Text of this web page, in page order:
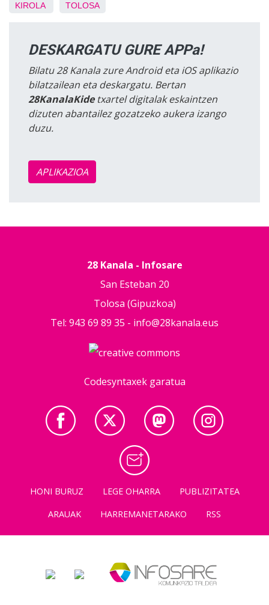
KIROLA TOLOSA
DESKARGATU GURE APPa!
Bilatu 28 Kanala zure Android eta iOS aplikazio
bilatzailean eta deskargatu. Bertan
28KanalaKidetxartel digitalak eskaintzen
dizuten abantailez gozatzeko aukera izango
duzu.
APLIKAZIOA
28 Kanala - Infosare
San Esteban 20
Tolosa (Gipuzkoa)
Tel: 943 69 89 35 - info@28kanala.eus
Codesyntaxek garatua
HONI BURUZ LEGE OHARRA
PUBLIZITATEA
ARAUAK
HARREMANETARAKO RSS